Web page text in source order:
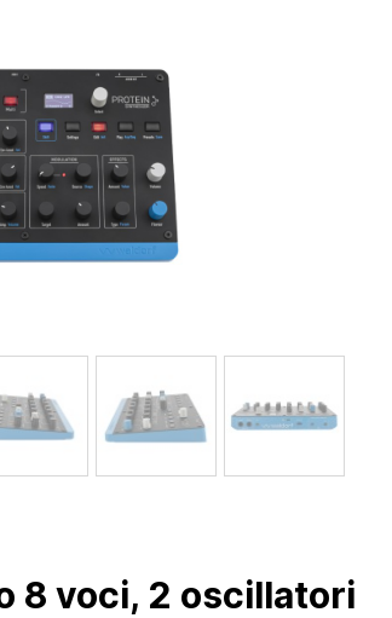
8 voci, 2 oscillatori